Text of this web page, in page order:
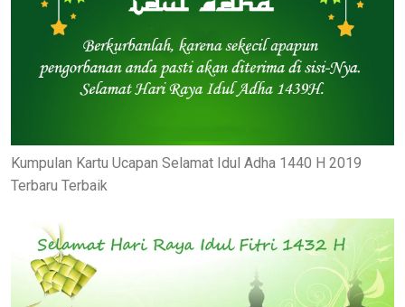
Kumpulan Kartu Ucapan Selamat Idul Adha 1440 H 2019
Terbaru Terbaik